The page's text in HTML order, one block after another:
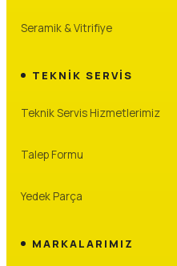
Seramik & Vitrifiye
TEKNIK SERVIS
Teknik Servis Hizmetlerimiz
Talep Formu
Yedek Parça
MARKALARIMIZ